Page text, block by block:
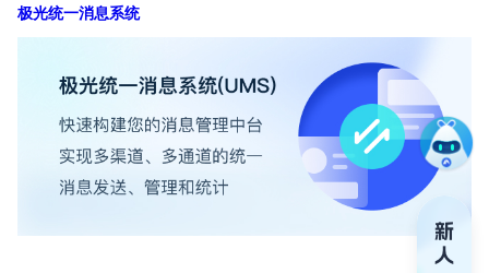
极光统一消息系统
400-
技
安